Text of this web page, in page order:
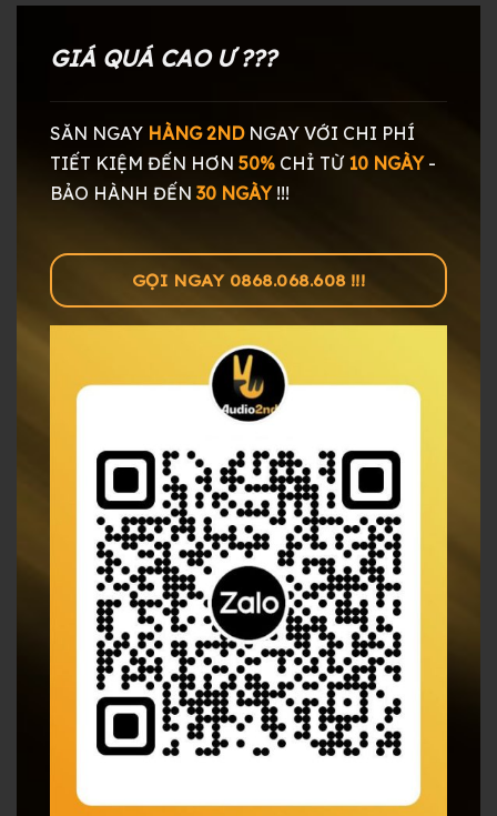
GIÁ QUÁ CAO Ư ???
SĂN NGAY HÀNG 2NDNGAY VỚI CHI PHÍ
TIẾT KIỆM ĐẾN HƠN 50% CHỈ TỪ 10 NGÀY-
BẢO HÀNH ĐẾN 30 NGÀY!!!
GỌI NGAY 0868.068.608 !!!